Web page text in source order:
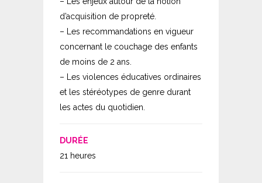
d’acquisition de propreté.
– Les recommandations en vigueur
concernant le couchage des enfants
de moins de 2 ans.
– Les violences éducatives ordinaires
et les stéréotypes de genre durant
les actes du quotidien.
DURÉE
21 heures